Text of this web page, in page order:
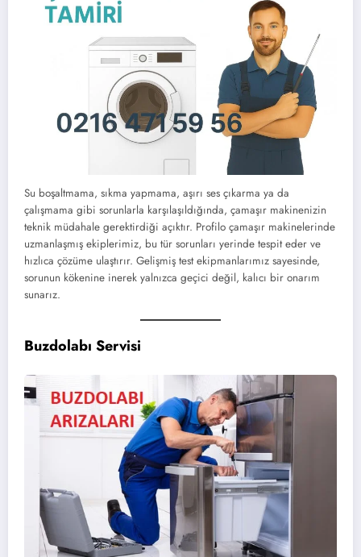
Su boşaltmama, sıkma yapmama, aşırı ses çıkarma ya da
çalışmama gibi sorunlarla karşılaşıldığında, çamaşır makinenizin
teknik müdahale gerektirdiği açıktır. Profilo çamaşır makinelerinde
uzmanlaşmış ekiplerimiz, bu tür sorunları yerinde tespit eder ve
hızlıca çözüme ulaştırır. Gelişmiş test ekipmanlarımız sayesinde,
sorunun kökenine inerek yalnızca geçici değil, kalıcı bir onarım
sunarız.
Buzdolabı Servisi